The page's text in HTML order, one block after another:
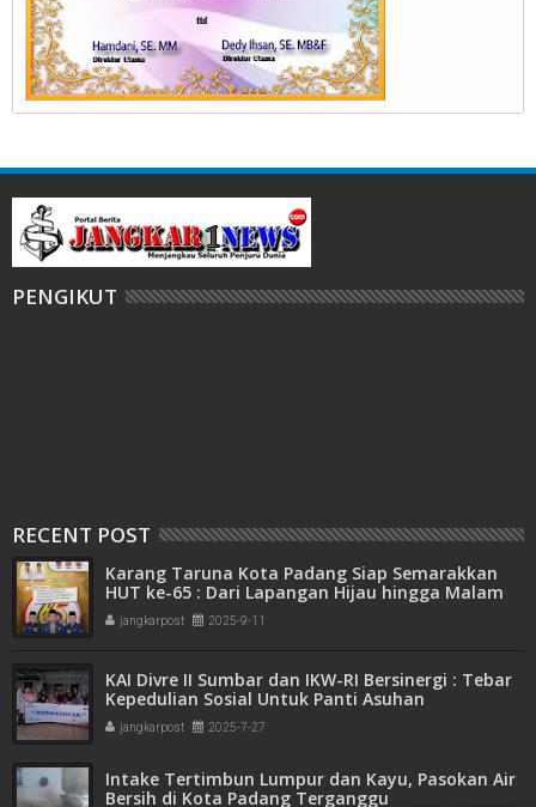
PENGIKUT
RECENT POST
Karang Taruna Kota Padang Siap Semarakkan
HUT ke-65 : Dari Lapangan Hijau hingga Malam
Kebersamaan
jangkarpost 2025-9-11
KAI Divre II Sumbar dan IKW-RI Bersinergi : Tebar
Kepedulian Sosial Untuk Panti Asuhan
jangkarpost 2025-7-27
Intake Tertimbun Lumpur dan Kayu, Pasokan Air
Bersih di Kota Padang Terganggu